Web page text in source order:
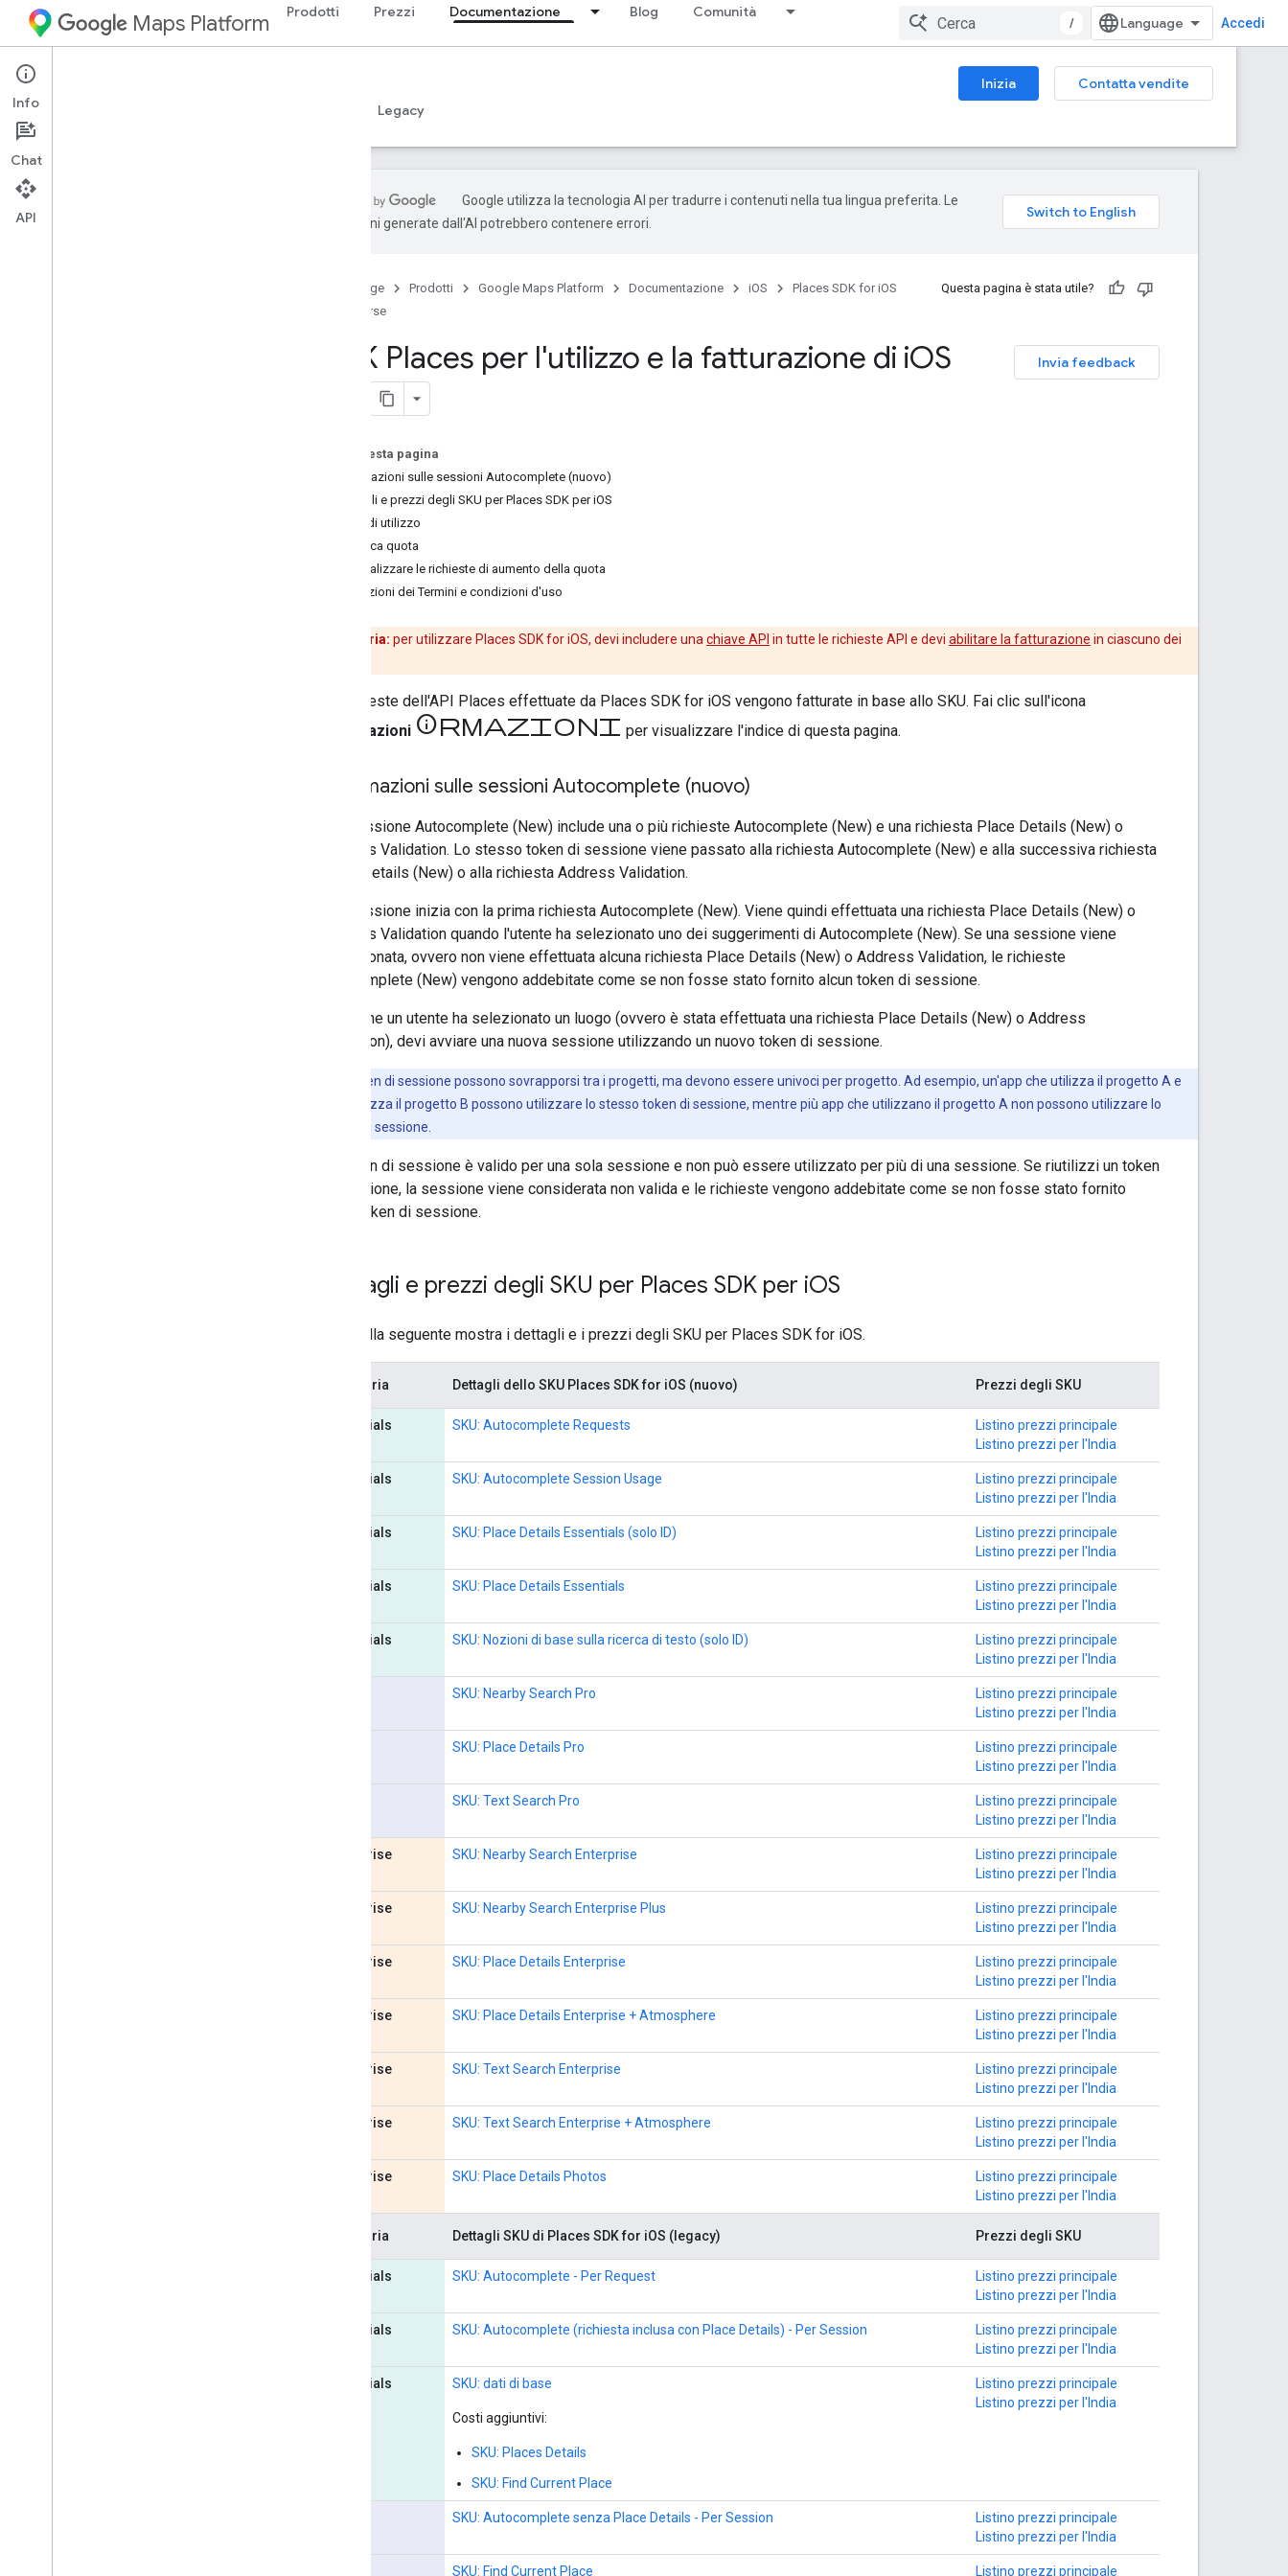
Maps Platform Prodotti Prezzi Documentazione Blog Comunità
/ Accedi
iOS Inizia
Contatta vendite
Guide
Legacy
Google utilizza la tecnologia AI per tradurre i contenuti nella tua lingua preferita. Le
traduzioni generate dall'AI potrebbero contenere errori.
Home page Prodotti Google Maps Platform Documentazione iOS
Places SDK for iOS
Risorse
Questa pagina è stata utile?
Invia feedback
SDK Places per l'utilizzo e la fatturazione di iOS
Su questa pagina
Informazioni sulle sessioni Autocomplete (nuovo)
Dettagli e prezzi degli SKU per Places SDK per iOS
Limiti di utilizzo
Modifica quota
Visualizzare le richieste di aumento della quota
Limitazioni dei Termini e condizioni d'uso
Promemoria: per utilizzare Places SDK for iOS, devi includere una chiave API in tutte le richieste API e devi abilitare la fatturazione in ciascuno dei
Le richieste dell'API Places effettuate da Places SDK for iOS vengono fatturate in base allo SKU. Fai clic sull'icona
Informazioni Informazioni per visualizzare l'indice di questa pagina.
Informazioni sulle sessioni Autocomplete (nuovo)
Una sessione Autocomplete (New) include una o più richieste Autocomplete (New) e una richiesta Place Details (New) o
Address Validation. Lo stesso token di sessione viene passato alla richiesta Autocomplete (New) e alla successiva richiesta
Place Details (New) o alla richiesta Address Validation.
Una sessione inizia con la prima richiesta Autocomplete (New). Viene quindi effettuata una richiesta Place Details (New) o
Address Validation quando l'utente ha selezionato uno dei suggerimenti di Autocomplete (New). Se una sessione viene
abbandonata, ovvero non viene effettuata alcuna richiesta Place Details (New) o Address Validation, le richieste
Autocomplete (New) vengono addebitate come se non fosse stato fornito alcun token di sessione.
Dopo che un utente ha selezionato un luogo (ovvero è stata effettuata una richiesta Place Details (New) o Address
Validation), devi avviare una nuova sessione utilizzando un nuovo token di sessione.
i token di sessione possono sovrapporsi tra i progetti, ma devono essere univoci per progetto. Ad esempio, un'app che utilizza il progetto A e
un'app che utilizza il progetto B possono utilizzare lo stesso token di sessione, mentre più app che utilizzano il progetto A non possono utilizzare lo
stesso token di sessione.
Un token di sessione è valido per una sola sessione e non può essere utilizzato per più di una sessione. Se riutilizzi un token
di sessione, la sessione viene considerata non valida e le richieste vengono addebitate come se non fosse stato fornito
alcun token di sessione.
Dettagli e prezzi degli SKU per Places SDK per iOS
La tabella seguente mostra i dettagli e i prezzi degli SKU per Places SDK for iOS.
Categoria Dettagli dello SKU Places SDK for iOS (nuovo) Prezzi degli SKU
Essentials SKU: Autocomplete Requests
Listino prezzi principale
Listino prezzi per l'India
Essentials SKU: Autocomplete Session Usage
Listino prezzi principale
Listino prezzi per l'India
Essentials SKU: Place Details Essentials (solo ID)
Listino prezzi principale
Listino prezzi per l'India
Essentials SKU: Place Details Essentials
Listino prezzi principale
Listino prezzi per l'India
Essentials SKU: Nozioni di base sulla ricerca di testo (solo ID)
Listino prezzi principale
Listino prezzi per l'India
SKU: Nearby Search Pro
Listino prezzi principale
Listino prezzi per l'India
SKU: Place Details Pro
Listino prezzi principale
Listino prezzi per l'India
SKU: Text Search Pro
Listino prezzi principale
Listino prezzi per l'India
Enterprise SKU: Nearby Search Enterprise
Listino prezzi principale
Listino prezzi per l'India
Enterprise SKU: Nearby Search Enterprise Plus
Listino prezzi principale
Listino prezzi per l'India
Enterprise SKU: Place Details Enterprise
Listino prezzi principale
Listino prezzi per l'India
Enterprise SKU: Place Details Enterprise + Atmosphere
Listino prezzi principale
Listino prezzi per l'India
Enterprise SKU: Text Search Enterprise
Listino prezzi principale
Listino prezzi per l'India
Enterprise SKU: Text Search Enterprise + Atmosphere
Listino prezzi principale
Listino prezzi per l'India
Enterprise SKU: Place Details Photos
Listino prezzi principale
Listino prezzi per l'India
Categoria Dettagli SKU di Places SDK for iOS (legacy) Prezzi degli SKU
Essentials SKU: Autocomplete - Per Request
Listino prezzi principale
Listino prezzi per l'India
Essentials SKU: Autocomplete (richiesta inclusa con Place Details) - Per Session
Listino prezzi principale
Listino prezzi per l'India
Essentials SKU: dati di base
Costi aggiuntivi:
SKU: Places Details
SKU: Find Current Place
Listino prezzi principale
Listino prezzi per l'India
SKU: Autocomplete senza Place Details - Per Session
Listino prezzi principale
Listino prezzi per l'India
SKU: Find Current Place
Listino prezzi principale
Info
Chat
API